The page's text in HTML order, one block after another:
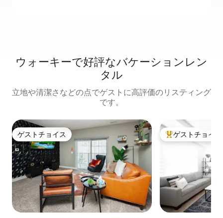
ウォーキーで好評なバケーションレン
タル
立地や清潔さなどの点でゲストに高評価のリスティング
です。
ゲストチョイス
ゲストチョイス 大好評のゲスト
ゲストチョイス